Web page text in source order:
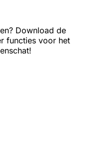
Download de
functies voor het